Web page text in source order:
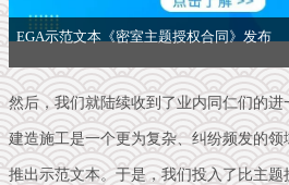
EGA示范文本《密室主题授权合同》发布
然后，我们就陆续收到了业内同仁们的
建造施工是一个更为复杂、纠纷频发的
推出示范文本。于是，我们投入了比主